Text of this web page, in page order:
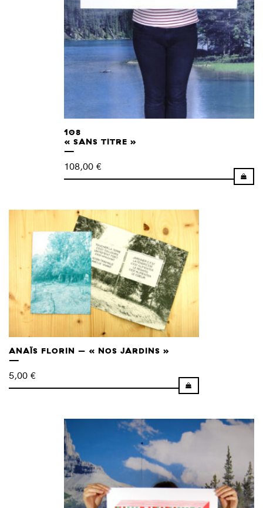
108
« SANS TITRE »
108,00 €
ANAÏS FLORIN – « NOS JARDINS »
5,00 €